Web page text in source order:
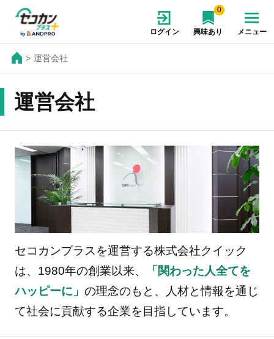
ログイン
0
興味あり メニュー
運営会社
運営会社
セコカンプラスを運営する株式会社クイック
は、1980年の創業以来、
「関わった人全てを
ハッピーに」 の理念のもと、人材と情報を通じ
て社会に貢献する企業を目指しています。